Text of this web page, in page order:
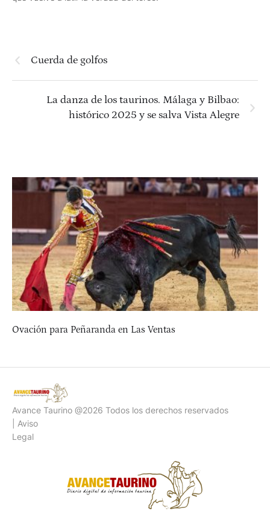
Cuerda de golfos
La danza de los taurinos. Málaga y Bilbao:
histórico 2025 y se salva Vista Alegre
Ovación para Peñaranda en Las Ventas
Avance Taurino @2026 Todos los derechos reservados
| Aviso
Legal